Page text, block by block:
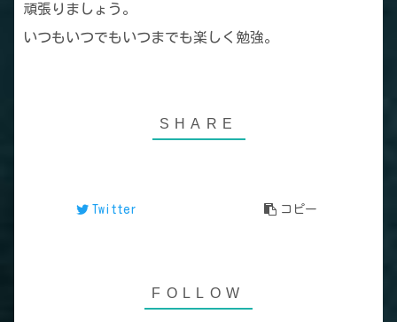
頑張りましょう。
いつもいつでもいつまでも楽しく勉強。
Twitter コピー